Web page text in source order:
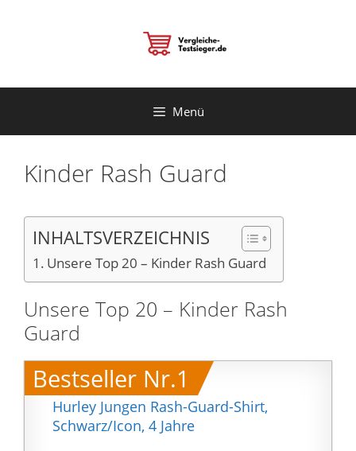
Menü
Kinder Rash Guard
INHALTSVERZEICHNIS
Unsere Top 20 – Kinder Rash Guard
Unsere Top 20 – Kinder Rash
Guard
Bestseller Nr.1
Hurley Jungen Rash-Guard-Shirt,
Schwarz/Icon, 4 Jahre